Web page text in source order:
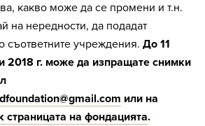
какво може да се промени и т.н.
на нередности, да подадат
съответните учреждения. До 11
2018 г. може да изпращате снимки
или на
страницата на фондацията.